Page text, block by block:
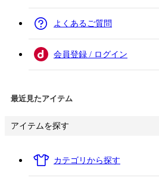
よくあるご質問
会員登録 / ログイン
最近見たアイテム
アイテムを探す
カテゴリから探す